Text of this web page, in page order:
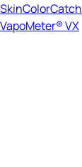
SkinColorCatch
VapoMeter® VX